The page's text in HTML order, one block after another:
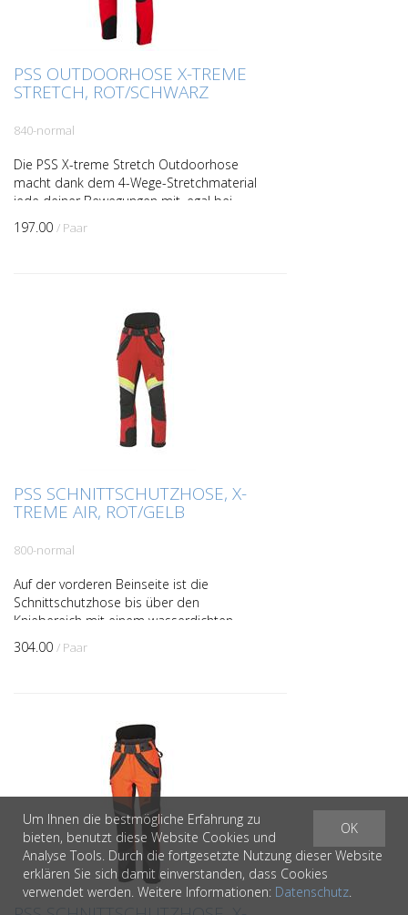
PSS OUTDOORHOSE X-TREME
STRETCH, ROT/SCHWARZ
840-normal
Die PSS X-treme Stretch Outdoorhose
macht dank dem 4-Wege-Stretchmaterial
jede deiner Bewegungen mit, egal bei
welchen Tätigkeiten. Durch die
Verwendung von Elasthan und ...
197.00 / Paar
PSS SCHNITTSCHUTZHOSE, X-
TREME AIR, ROT/GELB
800-normal
Auf der vorderen Beinseite ist die
Schnittschutzhose bis über den
Kniebereich mit einem wasserdichten
Oberstoff ausgestattet. Dieser Stoff
wurde auch zum besseren Schutz ...
304.00 / Paar
OK
Um Ihnen die bestmögliche Erfahrung zu
bieten, benutzt diese Website Cookies und
Analyse Tools. Durch die fortgesetzte Nutzung dieser Website
erklären Sie sich damit einverstanden, dass Cookies
verwendet werden. Weitere Informationen: Datenschutz.